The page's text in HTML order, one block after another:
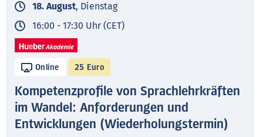
18. August, Dienstag
16:00 - 17:30 Uhr (CET)
Online 25 Euro
Kompetenzprofile von Sprachlehrkräften
im Wandel: Anforderungen und
Entwicklungen (Wiederholungstermin)